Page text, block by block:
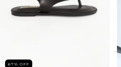
67% OFF